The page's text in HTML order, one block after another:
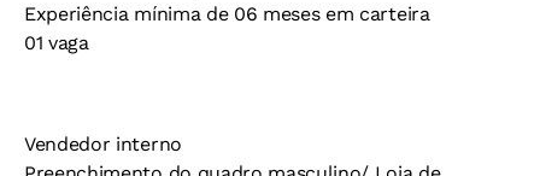
Experiência mínima de 06 meses em carteira
01 vaga
Vendedor interno